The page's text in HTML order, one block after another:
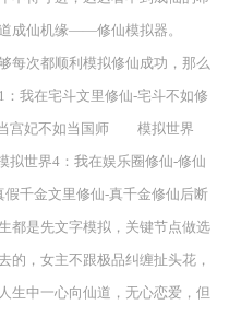
成仙机缘——修仙模拟器。
每次都顺利模拟修仙成功，那么
在宅斗文里修仙-宅斗不如修
宫妃不如当国师 模拟世界
世界4：我在娱乐圈修仙-修仙
千金文里修仙-真千金修仙后断
先文字模拟，关键节点做选
的，女主不跟极品纠缠扯头花，
中一心向仙道，无心恋爱，但